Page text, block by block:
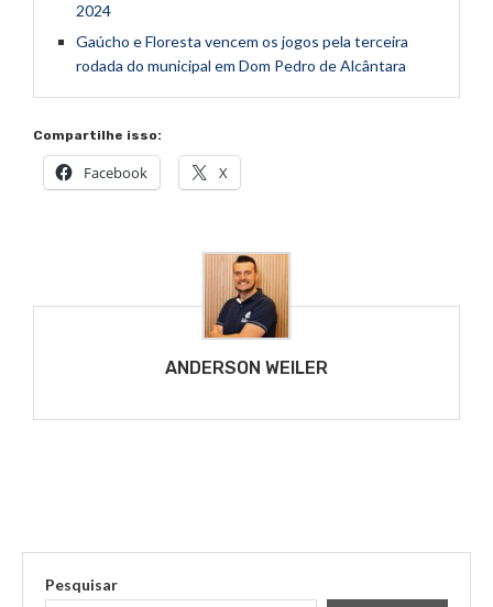
2024
Gaúcho e Floresta vencem os jogos pela terceira
rodada do municipal em Dom Pedro de Alcântara
Compartilhe isso:
Facebook X
ANDERSON WEILER
Pesquisar